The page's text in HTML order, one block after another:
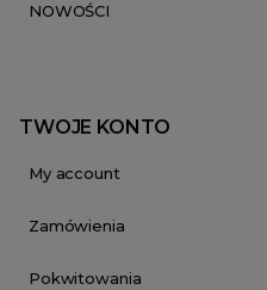
NOWOŚCI
TWOJE KONTO
My account
Zamówienia
Pokwitowania